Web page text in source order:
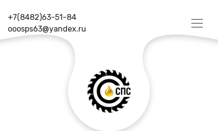
+7(8482)63-51-84
ooosps63@yandex.ru